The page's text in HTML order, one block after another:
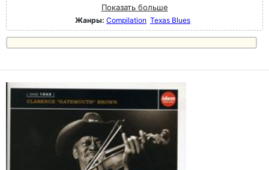
Показать больше
Жанры: Compilation Texas Blues